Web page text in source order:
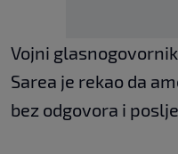
Vojni
Sarea je rekao da
bez odgovora i